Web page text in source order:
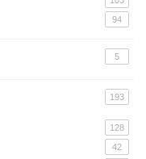
94
5
193
128
42